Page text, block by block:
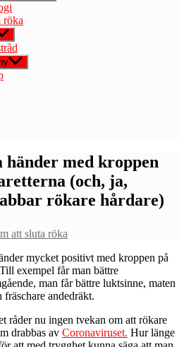
röka
händer med kroppen
(och, ja,
rökare hårdare)
att sluta röka
mycket positivt med kroppen på
exempel får man bättre
man får bättre luktsinne, maten
fräschare andedräkt.
råder nu ingen tvekan om att rökare
drabbas av Coronaviruset. Hur länge